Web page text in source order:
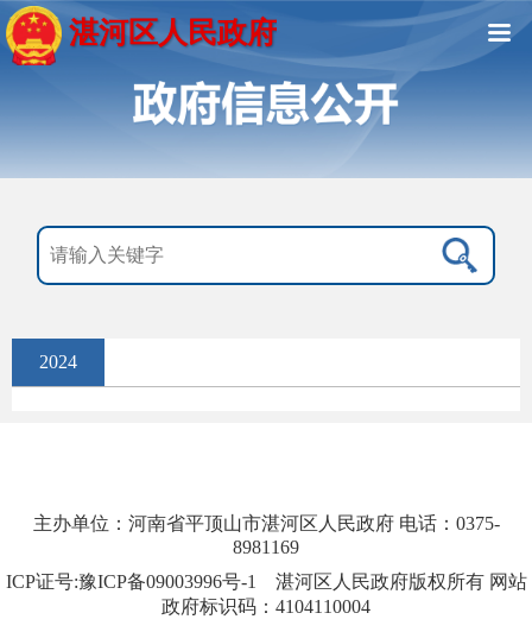
湛河区人民政府
2024
主办单位：河南省平顶山市湛河区人民政府 电话：0375-
8981169
ICP证号:豫ICP备09003996号-1
湛河区人民政府版权所有 网站
政府标识码：4104110004